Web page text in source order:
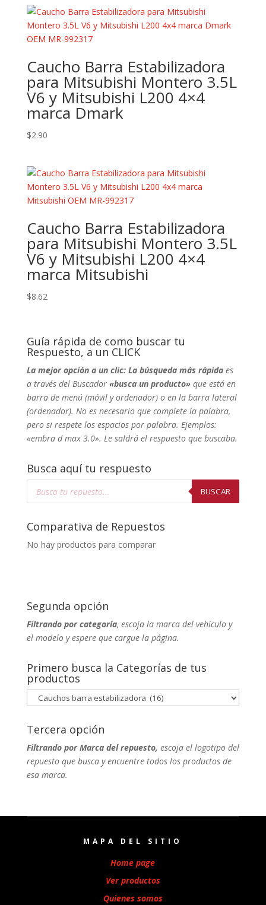
Caucho Barra Estabilizadora
para Mitsubishi Montero 3.5L
V6 y Mitsubishi L200 4×4
marca Dmark
$2.90
Caucho Barra Estabilizadora
para Mitsubishi Montero 3.5L
V6 y Mitsubishi L200 4×4
marca Mitsubishi
$8.62
Guía rápida de como buscar tu
Respuesto, a un CLICK
La mejor opción a un clic: La búsqueda más rápida es
a través del Buscador«busca un producto»que está en
barra de menú (móvil y ordenador) o en la barra lateral
(ordenador). Noes necesario que complete la palabra,
pero si respete los espacios por palabra. Ejemplos:
«embra d max 3.0». Le saldrá el respuesto que buscaba.
Busca aquí tu respuesto
Búsqueda
BUSCAR
Comparativa de Repuestos
No hay productos para comparar
Segunda opción
Filtrando por categoría, escoja la marca del vehículo y
el modelo y espere que cargue la página.
Primero busca la Categorías de tus
productos
Tercera opción
Filtrando por Marca del repuesto, escoja el logotipo del
repuesto que busca y encuentre todos los productos de
esa marca.
MAPA DEL SITIO
Home page
Ver productos
Quienes somos